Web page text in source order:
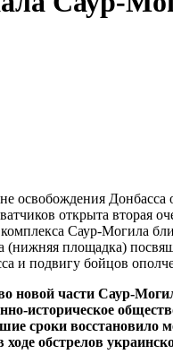
освобождения Донбасса
открыта вторая
Саур-Могила
(нижняя площадка)
и подвигу бойцов
новой части Саур-
историческое
сроки восстановило
обстрелов